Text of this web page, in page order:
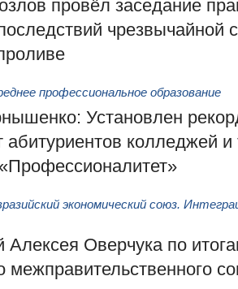
провёл заседание
чрезвычайной
профессиональное образование
Установлен
абитуриентов колледжей и
экономический союз.
Алексея Оверчука по
межправительственного